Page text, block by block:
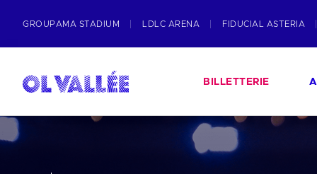
GROUPAMA STADIUM LDLC ARENA FIDUCIAL ASTERIA
BILLETTERIE